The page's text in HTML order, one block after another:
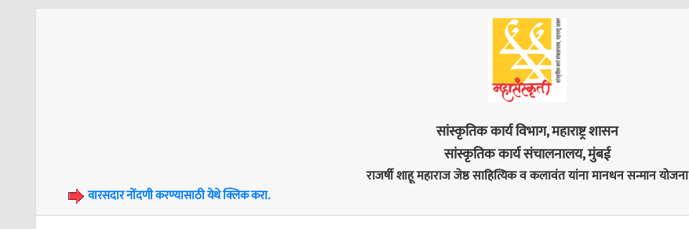
सांस्कृतिक कार्य विभाग, महाराष्ट्र शासन
सांस्कृतिक कार्य संचालनालय, मुंबई
राजर्षी शाहू महाराज जेष्ठ साहित्यिक व कलावंत यांना मानधन सन्मान योजना
वारसदार नोंदणी करण्यासाठी येथे क्लिक करा.